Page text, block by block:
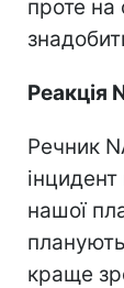
проте на
Реакція
Речник
нашої
краще